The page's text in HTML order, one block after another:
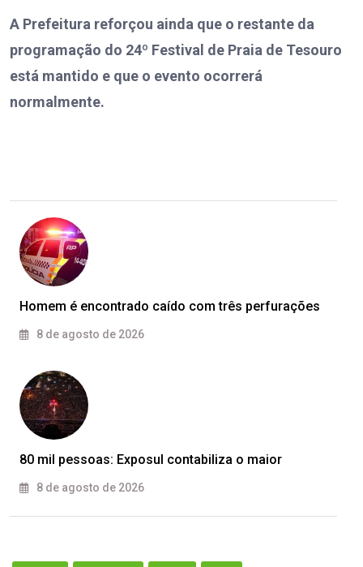
A Prefeitura reforçou ainda que o restante da
programação do 24º Festival de Praia de Tesouro
está mantido e que o evento ocorrerá
normalmente.
Homem é encontrado caído com três perfurações
8 de agosto de 2026
80 mil pessoas: Exposul contabiliza o maior
8 de agosto de 2026